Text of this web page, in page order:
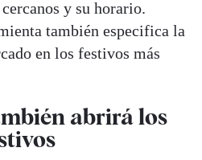
y su horario.
también especifica la
en los festivos más
abrirá los